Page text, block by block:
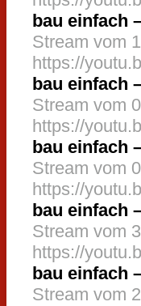
bau einfach
Stream vom
https://
bau einfach
Stream vom
https://
bau einfach
Stream vom
https://
bau einfach
Stream vom
https://
bau einfach
Stream vom